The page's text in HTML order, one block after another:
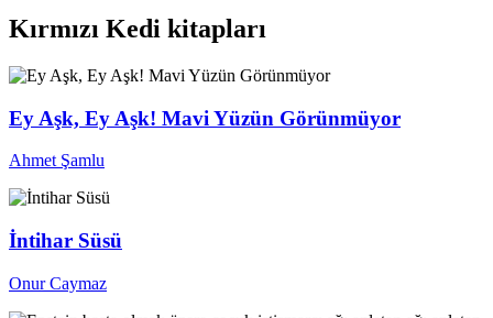
Kırmızı Kedi kitapları
Ey Aşk, Ey Aşk! Mavi Yüzün Görünmüyor
Ahmet Şamlu
İntihar Süsü
Onur Caymaz